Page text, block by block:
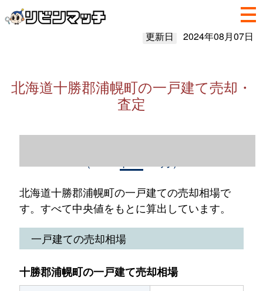
更新日 2024年08月07日
北海道十勝郡浦幌町の一戸建て売却・
査定
北海道十勝郡浦幌町の一戸建ての売却相場で
す。すべて中央値をもとに算出しています。
一戸建ての売却相場
十勝郡浦幌町の一戸建て売却相場